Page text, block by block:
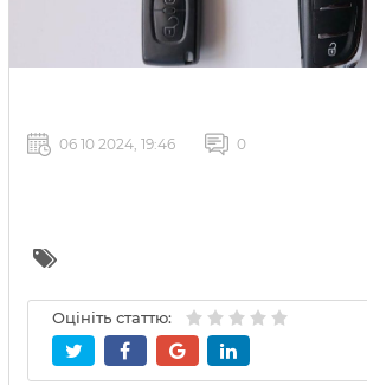
06 10 2024, 19:46 0
Оцініть статтю: